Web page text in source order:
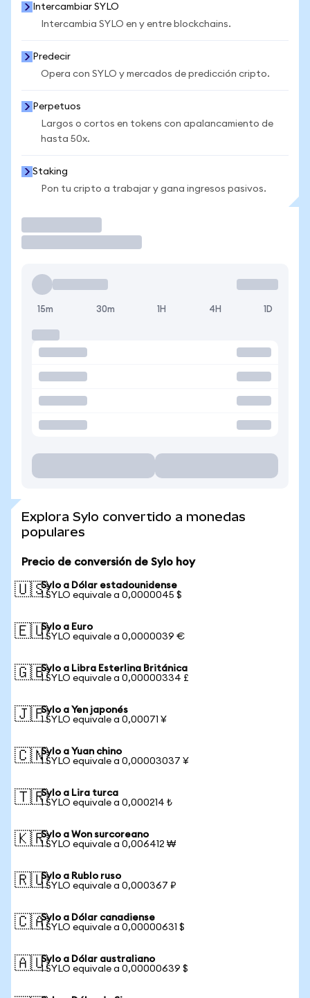
Intercambiar SYLO
Intercambia SYLO en y entre blockchains.
Predecir
Opera con SYLO y mercados de predicción cripto.
Perpetuos
Largos o cortos en tokens con apalancamiento de
hasta 50x.
Staking
Pon tu cripto a trabajar y gana ingresos pasivos.
15m 30m 1H 4H 1D
Explora Sylo convertido a monedas
populares
Precio de conversión de Sylo hoy
🇺🇸Sylo a Dólar estadounidense
1 SYLO equivale a 0,0000045 $
🇪🇺Sylo a Euro
1 SYLO equivale a 0,0000039 €
🇬🇧Sylo a Libra Esterlina Británica
1 SYLO equivale a 0,00000334 £
🇯🇵Sylo a Yen japonés
1 SYLO equivale a 0,00071 ¥
🇨🇳Sylo a Yuan chino
1 SYLO equivale a 0,00003037 ¥
🇹🇷Sylo a Lira turca
1 SYLO equivale a 0,000214 ₺
🇰🇷Sylo a Won surcoreano
1 SYLO equivale a 0,006412 ₩
🇷🇺Sylo a Rublo ruso
1 SYLO equivale a 0,000367 ₽
🇨🇦Sylo a Dólar canadiense
1 SYLO equivale a 0,00000631 $
🇦🇺Sylo a Dólar australiano
1 SYLO equivale a 0,00000639 $